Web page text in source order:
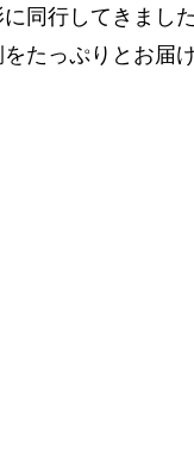
に同行してきまし
をたっぷりとお届